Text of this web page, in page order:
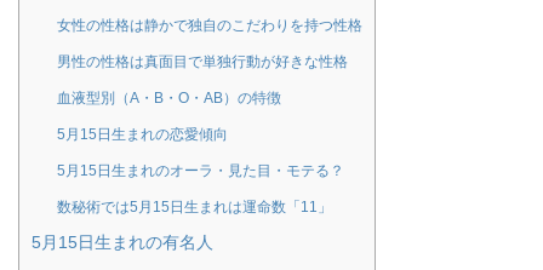
女性の性格は静かで独自のこだわりを持つ性格
男性の性格は真面目で単独行動が好きな性格
血液型別（A・B・O・AB）の特徴
5月15日生まれの恋愛傾向
5月15日生まれのオーラ・見た目・モテる？
数秘術では5月15日生まれは運命数「11」
5月15日生まれの有名人